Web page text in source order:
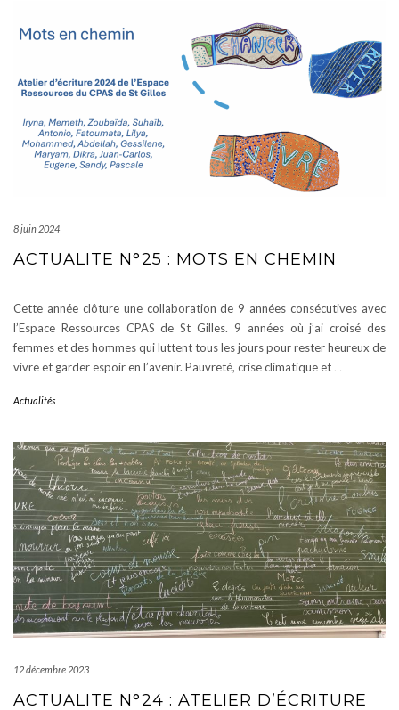
8 juin 2024
ACTUALITE N°25 : MOTS EN CHEMIN
Cette année clôture une collaboration de 9 années consécutives avec
l’Espace Ressources CPAS de St Gilles. 9 années où j’ai croisé des
femmes et des hommes qui luttent tous les jours pour rester heureux de
vivre et garder espoir en l’avenir. Pauvreté, crise climatique et …
Actualités
12 décembre 2023
ACTUALITE N°24 : ATELIER D’ÉCRITURE